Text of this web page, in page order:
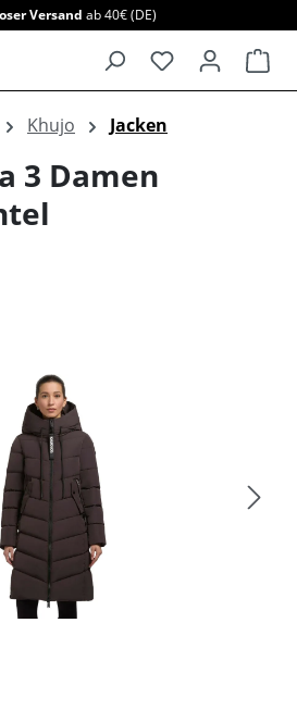
Versand ab 40€ (DE)
Khujo Jacken
3 Damen